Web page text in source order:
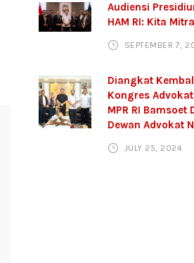
Audiensi
HAM RI: Kita
SEPTEMBER 7,
Diangkat
Kongres
MPR RI
Dewan Advokat
JULY 25, 2024